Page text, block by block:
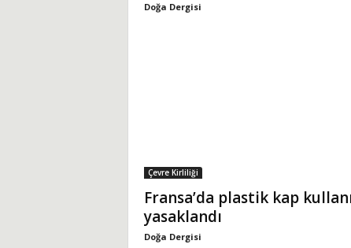
Doğa Dergisi
Çevre Kirliliği
Fransa’da plastik kap
yasaklandı
Doğa Dergisi